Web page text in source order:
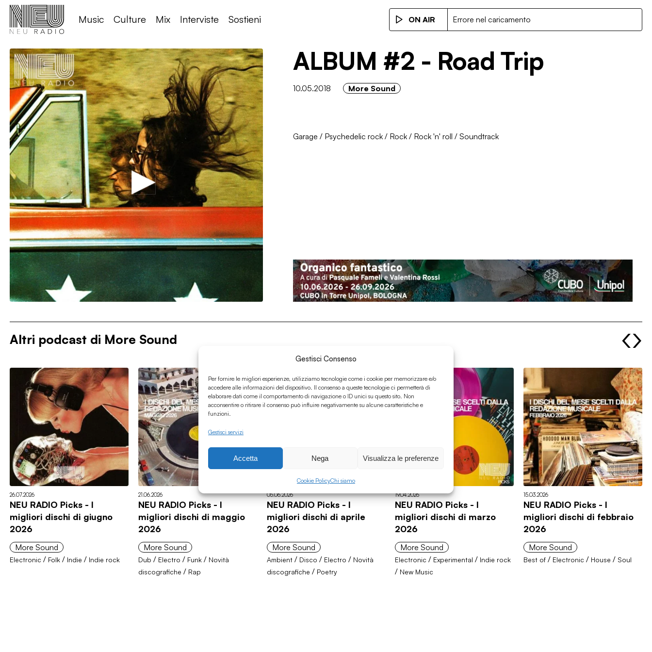
Gestisci Consenso
Per fornire le migliori esperienze, utilizziamo tecnologie come i cookie per memorizzare e/o
accedere alle informazioni del dispositivo. Il consenso a queste tecnologie ci permetterà di
elaborare dati come il comportamento di navigazione o ID unici su questo sito. Non
acconsentire o ritirare il consenso può influire negativamente su alcune caratteristiche e
funzioni.
Gestisci servizi
Accetta Nega Visualizza le preferenze
Cookie PolicyChi siamo
Music Culture Mix Interviste Sostieni ON AIR Errore nel caricamento
ALBUM #2 - Road Trip
10.05.2018 More Sound
Garage / Psychedelic rock/ Rock/ Rock 'n' roll / Soundtrack
Altri podcast di More Sound
26.07.2026
NEU RADIO Picks - I
migliori dischi di giugno
2026
More Sound
Electronic / Folk / Indie / Indie rock
21.06.2026
NEU RADIO Picks - I
migliori dischi di maggio
2026
More Sound
Dub / Electro / Funk/ Novità
discografiche / Rap
05.06.2026
NEU RADIO Picks - I
migliori dischi di aprile
2026
More Sound
Ambient/ Disco / Electro / Novità
discografiche / Poetry
19.04.2026
NEU RADIO Picks - I
migliori dischi di marzo
2026
More Sound
Electronic / Experimental / Indie rock
/ New Music
15.03.2026
NEU RADIO Picks - I
migliori dischi di febbraio
2026
More Sound
Best of / Electronic / House / Soul
‹›